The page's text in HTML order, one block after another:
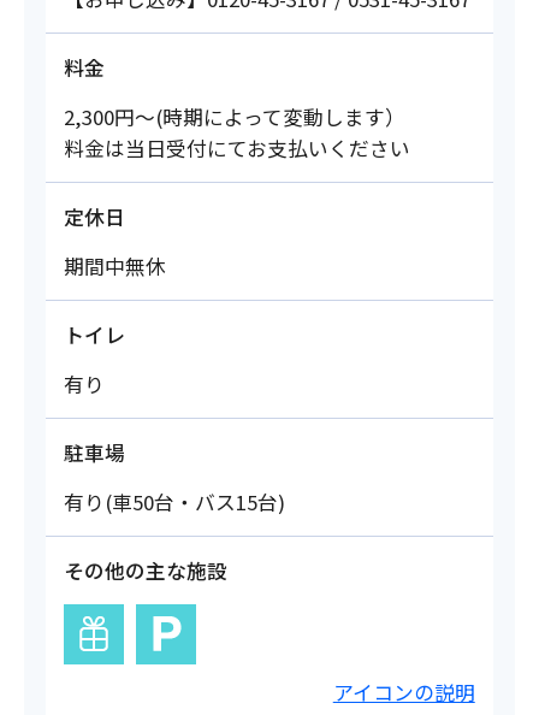
料金
2,300円〜(時期によって変動します）
料金は当日受付にてお支払いください
定休日
期間中無休
トイレ
有り
駐車場
有り(車50台・バス15台)
その他の主な施設
アイコンの説明